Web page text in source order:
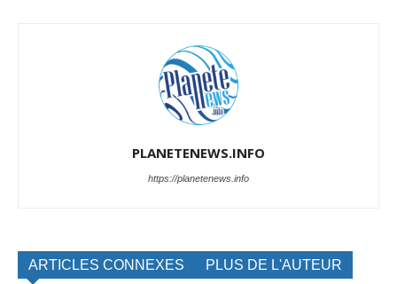
PLANETENEWS.INFO
https://planetenews.info
ARTICLES CONNEXES PLUS DE L'AUTEUR